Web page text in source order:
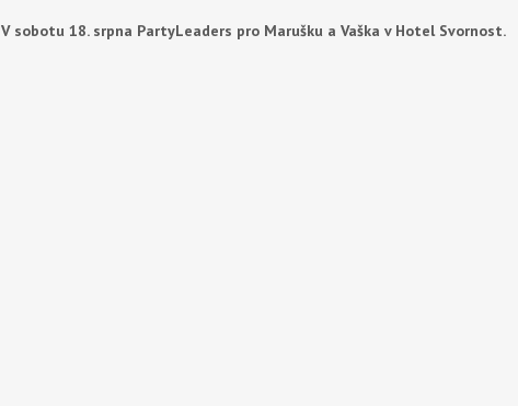
V sobotu 18. srpna PartyLeaders pro Marušku a Vaška v Hotel Svornost.